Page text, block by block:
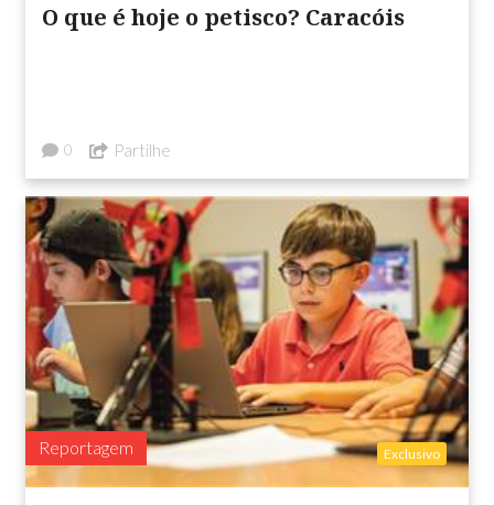
O que é hoje o petisco? Caracóis
0 Partilhe
Reportagem Exclusivo